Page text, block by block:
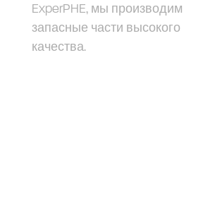
ExperPHE, мы производим
запасные части высокого
качества.